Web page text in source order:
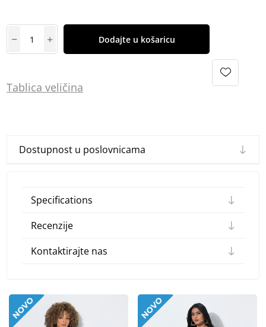
Dodajte u košaricu
Tablica veličina
Dostupnost u poslovnicama
Specifications
Recenzije
Kontaktirajte nas